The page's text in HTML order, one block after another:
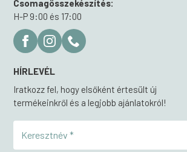
Csomagösszekészítés:
H-P 9:00 és 17:00
HÍRLEVÉL
Iratkozz fel, hogy elsőként értesült új
termékeinkről és a legjobb ajánlatokról!